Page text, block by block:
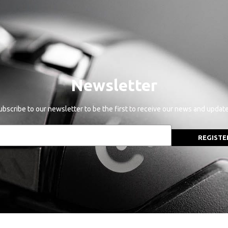
Newsletter
to our newsletter to be the first to receive our news and